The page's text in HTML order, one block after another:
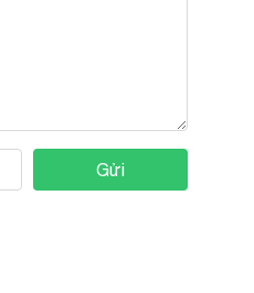
Gửi